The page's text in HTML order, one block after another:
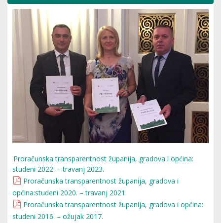
Proračunska transparentnost županija, gradova i općina:
studeni 2022. – travanj 2023.
Proračunska transparentnost županija, gradova i
općina:studeni 2020. – travanj 2021.
Proračunska transparentnost županija, gradova i općina:
studeni 2016. – ožujak 2017.